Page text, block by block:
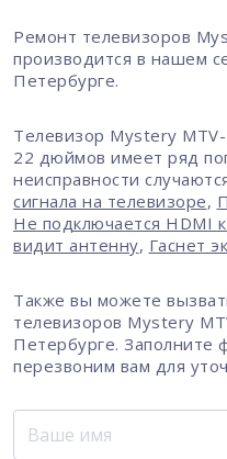
Ремонт телевизоров
производится в нашем
Петербурге.
Телевизор Mystery
22 дюймов имеет ряд
неисправности
сигнала на телевизоре,
Не подключается HDMI
видит антенну, Гаснет
Также вы можете
телевизоров Mystery
Петербурге. Заполните
перезвоним вам для